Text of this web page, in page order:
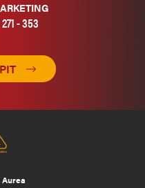
- 353
Aurea